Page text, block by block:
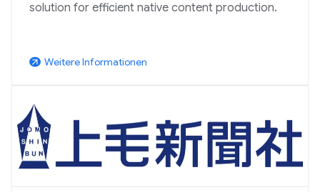
solution for efficient native content production.
arrow_outward Weitere Informationen